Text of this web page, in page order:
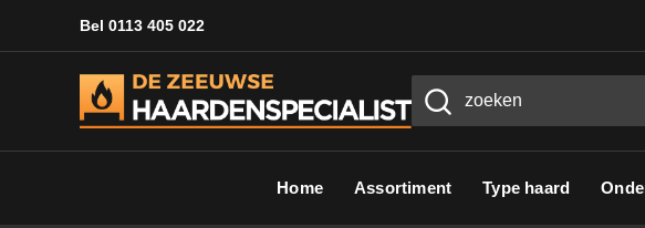
Bel 0113 405 022
Home Assortiment Type haard